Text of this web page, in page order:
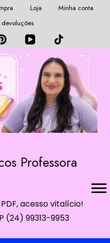
Loja
Minha conta
Professora
acesso vitalício!
(24) 99313-9953